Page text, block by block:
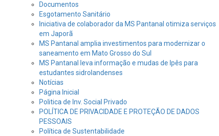
Documentos
Esgotamento Sanitário
Iniciativa de colaborador da MS Pantanal otimiza serviços
em Japorã
MS Pantanal amplia investimentos para modernizar o
saneamento em Mato Grosso do Sul
MS Pantanal leva informação e mudas de Ipês para
estudantes sidrolandenses
Notícias
Página Inicial
Politica de Inv. Social Privado
POLÍTICA DE PRIVACIDADE E PROTEÇÃO DE DADOS
PESSOAIS
Política de Sustentabilidade